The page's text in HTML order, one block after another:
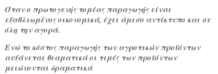
Όταν ο πρωτογενής τομέας παραγωγής είναι
εξαθλιωμένος οικονομικά, έχει άμεσο αντίκτυπο και σε
όλη την αγορά.
Ενώ το κόστος παραγωγής των αγροτικών προϊόντων
αυξάνεται θεαματικά οι τιμές των προϊόντων
μειώνονται δραματικά